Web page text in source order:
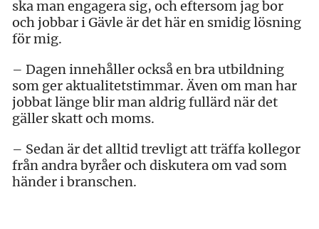
ska man engagera sig, och eftersom jag bor
och jobbar i Gävle är det här en smidig lösning
för mig.
– Dagen innehåller också en bra utbildning
som ger aktualitetstimmar. Även om man har
jobbat länge blir man aldrig fullärd när det
gäller skatt och moms.
– Sedan är det alltid trevligt att träffa kollegor
från andra byråer och diskutera om vad som
händer i branschen.